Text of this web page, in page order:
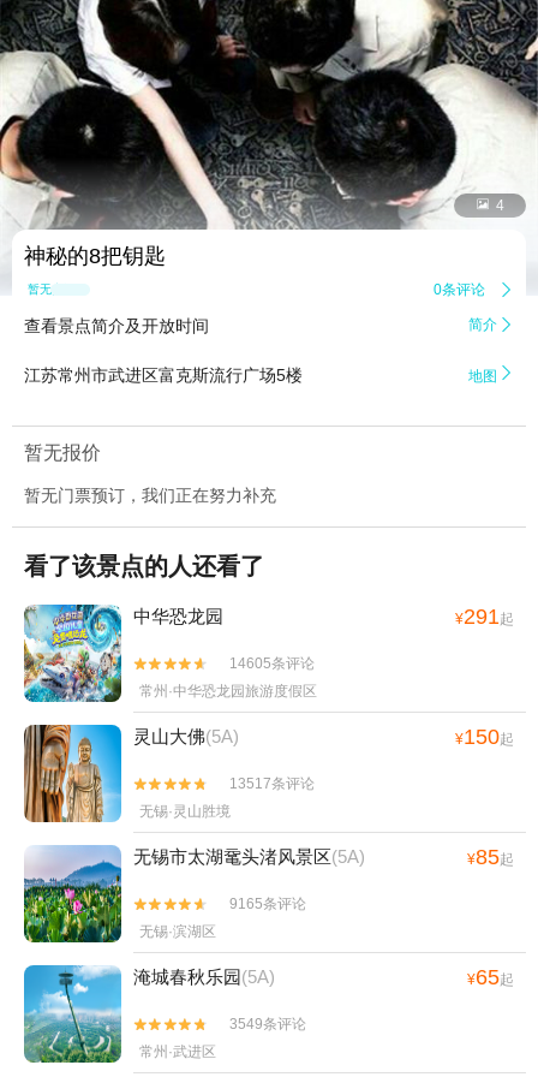
 4
神秘的8把钥匙
暂无点评 0条评论 
查看景点简介及开放时间 简介 
江苏常州市武进区富克斯流行广场5楼 地图 
暂无报价
暂无门票预订，我们正在努力补充
看了该景点的人还看了
中华恐龙园 ¥291起


14605条评论
常州·中华恐龙园旅游度假区
灵山大佛(5A) ¥150起


13517条评论
无锡·灵山胜境
无锡市太湖鼋头渚风景区(5A) ¥85起


9165条评论
无锡·滨湖区
淹城春秋乐园(5A) ¥65起


3549条评论
常州·武进区
